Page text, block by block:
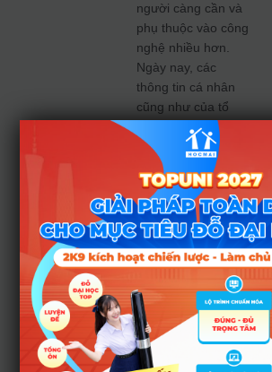
người càng cần và
phụ thuộc vào công
nghệ nhiều hơn.
Ngày nay, các
thông tin cá nhân
cũng như của tổ
chức đều được mã
hóa thành những
con số. Dù là bất kỳ
trong lĩnh vực nào
đi chăng nữa thì
việc ứng dụng Công
nghệ thông tin trong
bộ máy hoạt động
đều rất cần thiết,
bởi sự nhanh chóng
và tiện lợi do nó
mang lại. Vậy nên,
việc bảo mật thông